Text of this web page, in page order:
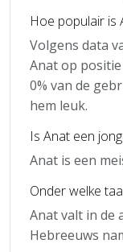
Hoe populair is
Volgens data
Anat op
0% van de
hem leuk.
Is Anat een
Anat is een
Onder welke
Anat valt in de
Hebreeuws